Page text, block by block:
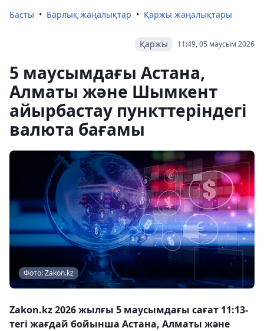
Басты Барлық жаңалықтар Қаржы жаңалықтары
11:49, 05 маусым 2026
Қаржы
5 маусымдағы Астана,
Алматы және Шымкент
айырбастау пункттеріндегі
валюта бағамы
Фото: Zakon.kz
Zakon.kz 2026 жылғы 5 маусымдағы сағат 11:13-
тегі жағдай бойынша Астана, Алматы және